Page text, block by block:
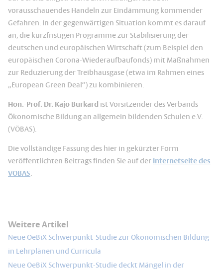
vorausschauendes Handeln zur Eindämmung kommender
Gefahren. In der gegenwärtigen Situation kommt es darauf
an, die kurzfristigen Programme zur Stabilisierung der
deutschen und europäischen Wirtschaft (zum Beispiel den
europäischen Corona-Wiederaufbaufonds) mit Maßnahmen
zur Reduzierung der Treibhausgase (etwa im Rahmen eines
„European Green Deal“) zu kombinieren.
Hon.-Prof. Dr. Kajo Burkard ist Vorsitzender des Verbands
Ökonomische Bildung an allgemein bildenden Schulen e.V.
(VÖBAS).
Die vollständige Fassung des hier in gekürzter Form
veröffentlichten Beitrags finden Sie auf der Internetseite des
VÖBAS.
Weitere Artikel
Neue OeBiX Schwerpunkt-Studie zur Ökonomischen Bildung
in Lehrplänen und Curricula
Neue OeBiX Schwerpunkt-Studie deckt Mängel in der